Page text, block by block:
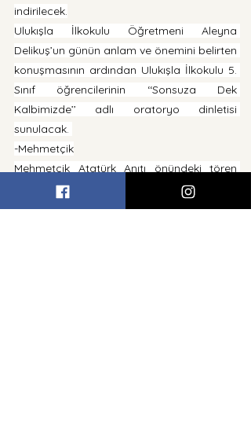
indirilecek.
Ulukışla İlkokulu Öğretmeni Aleyna
Delikuş’un günün anlam ve önemini belirten
konuşmasının ardından Ulukışla İlkokulu 5.
Sınıf öğrencilerinin ‘‘Sonsuza Dek
Kalbimizde’’ adlı oratoryo dinletisi
sunulacak.
-Mehmetçik
Mehmetçik Atatürk Anıtı önündeki tören
saat 09.00’da başlayacak. Protokol
sırasına göre Anıta çelenklerin